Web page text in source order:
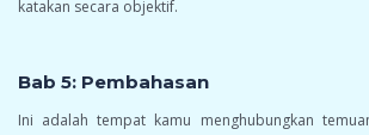
katakan secara objektif.
Bab 5: Pembahasan
Ini adalah tempat kamu menghubungkan